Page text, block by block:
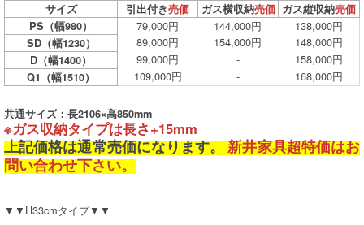
サイズ 引出付き売価 ガス横収納売価 ガス縦収納売価
PS（幅980）
79,000円 144,000円 138,000円
SD（幅1230） 89,000円 154,000円 148,000円
D（幅1400） 99,000円 - 158,000円
Q1（幅1510） 109,000円 - 168,000円
共通サイズ：長2106×高850mm
※ガス収納タイプは長さ+15mm
上記価格は通常売価になります。新井家具超特価はお
問い合わせ下さい。
▼▼H33cmタイプ▼▼